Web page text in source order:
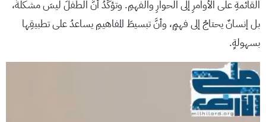
القائمةِ على الأوامرِ إلى الحوارِ والفهمِ. وتؤكّدُ أنَّ الطفلَ ليسَ مشكلةً،
بل إنسانٌ يحتاجُ إلى فهمٍ، وأنَّ تبسيطَ المفاهيمِ يساعدُ على تطبيقِها
بسهولةٍ.